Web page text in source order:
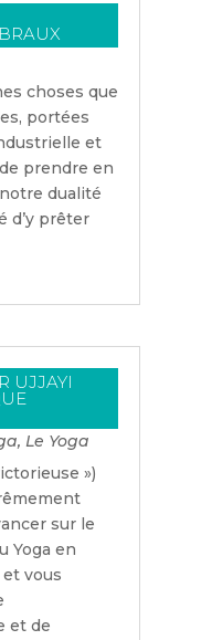
choses que
portées
et
prendre en
dualité
d’y prêter
UJJAYI
, Le Yoga
»)
sur le
Yoga en
vous
et de